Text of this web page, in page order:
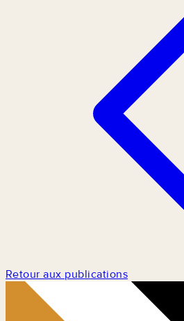
Retour aux publications